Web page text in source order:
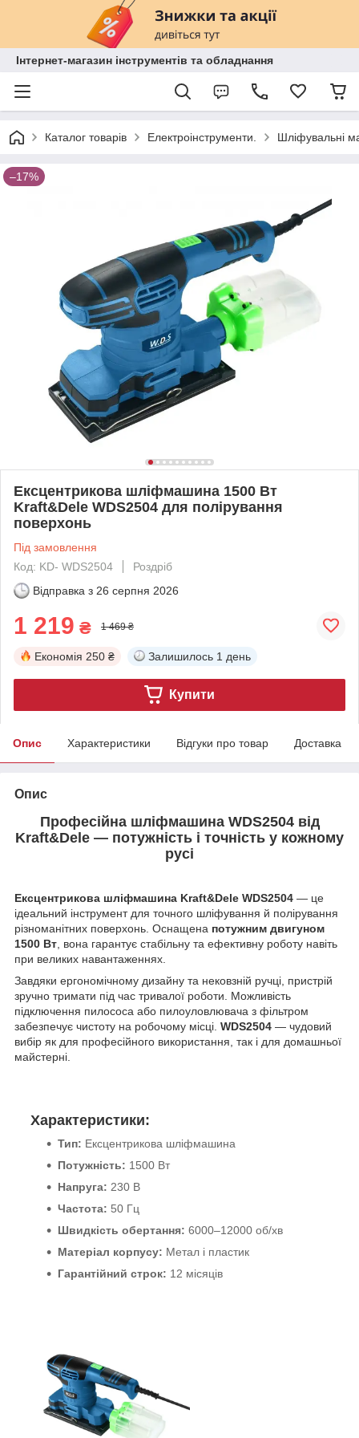
Інтернет-магазин інструментів та обладнання
Каталог товарів Електроінструменти. Шліфувальні
–17%
Ексцентрикова шліфмашина 1500 Вт
Kraft&Dele WDS2504 для полірування
поверхонь
Під замовлення
Код: KD- WDS2504
Роздріб
Відправка з 26 серпня 2026
1 219 ₴ 1 469 ₴
Економія 250 ₴ Залишилось 1 день
Купити
Опис Характеристики Відгуки про товар Доставка
Опис
Професійна шліфмашина WDS2504 від
Kraft&Dele — потужність і точність у кожному
русі
Ексцентрикова шліфмашина Kraft&Dele WDS2504 — це
ідеальний інструмент для точного шліфування й полірування
різноманітних поверхонь. Оснащена потужним двигуном
1500 Вт , вона гарантує стабільну та ефективну роботу навіть
при великих навантаженнях.
Завдяки ергономічному дизайну та нековзній ручці, пристрій
зручно тримати під час тривалої роботи. Можливість
підключення пилососа або пилоуловлювача з фільтром
забезпечує чистоту на робочому місці. WDS2504 — чудовий
вибір як для професійного використання, так і для домашньої
майстерні.
Характеристики:
Тип: Ексцентрикова шліфмашина
Потужність: 1500 Вт
Напруга: 230 В
Частота: 50 Гц
Швидкість обертання: 6000–12000 об/хв
Матеріал корпусу: Метал і пластик
Гарантійний строк: 12 місяців